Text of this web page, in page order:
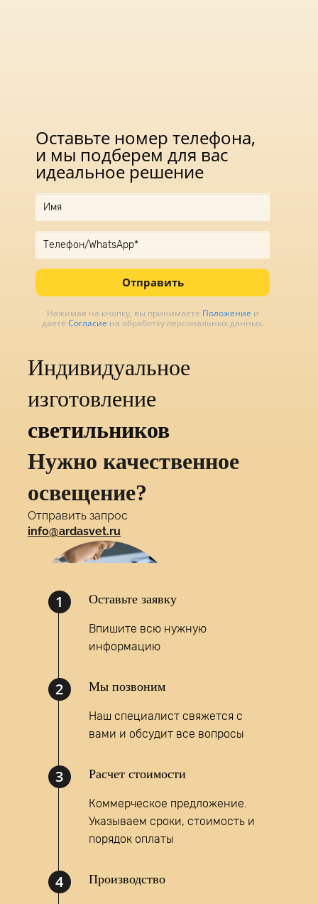
Оставьте номер телефона,
и мы подберем для вас
идеальное решение
Отправить
Нажимая на кнопку, вы принимаете Положение и
даете Согласие на обработку персональных данных.
Индивидуальное
изготовление
светильников
Нужно качественное
освещение?
Отправить запрос
info@ardasvet.ru
Написать запрос
MAX
1 Оставьте заявку
Впишите всю нужную
информацию
2 Мы позвоним
Наш специалист свяжется с
вами и обсудит все вопросы
3 Расчет стоимости
Коммерческое предложение.
Указываем сроки, стоимость и
порядок оплаты
4 Производство